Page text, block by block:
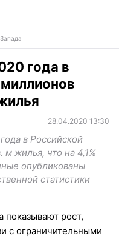
года в
28.04.2020 13:30
в Российской
жилья, что на 4,1%
опубликованы
статистики
показывают рост,
с ограничительными